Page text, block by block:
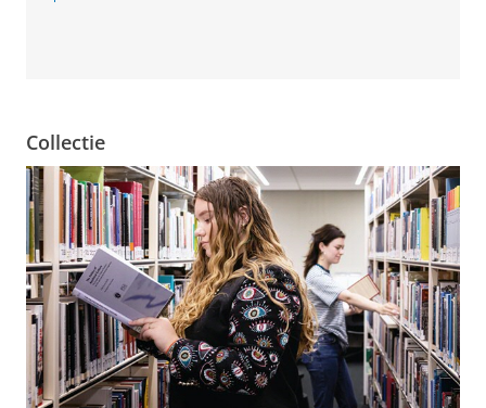
Collectie